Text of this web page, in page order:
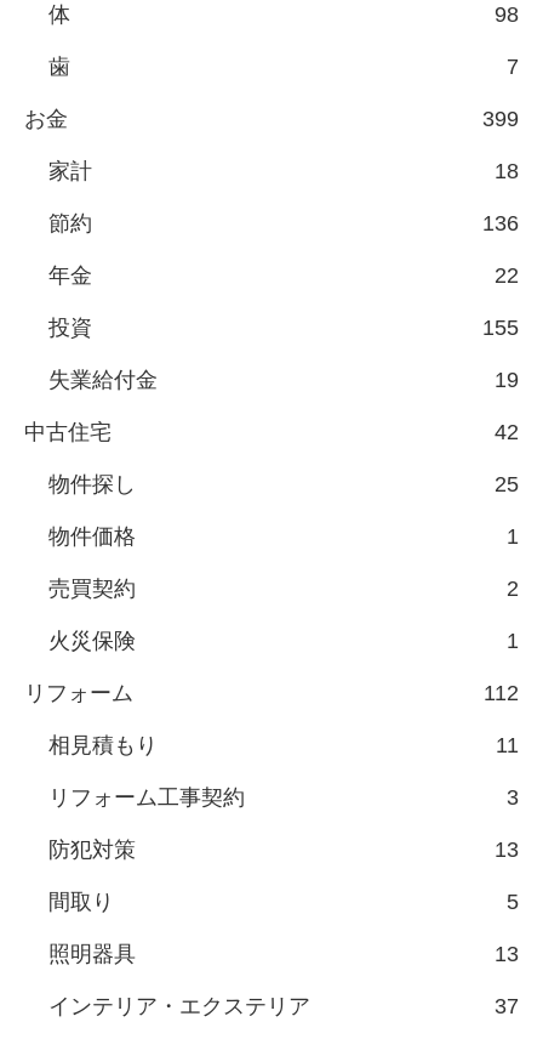
体 98
歯 7
お金 399
家計 18
節約 136
年金 22
投資 155
失業給付金 19
中古住宅 42
物件探し 25
物件価格 1
売買契約 2
火災保険 1
リフォーム 112
相見積もり 11
リフォーム工事契約 3
防犯対策 13
間取り 5
照明器具 13
インテリア・エクステリア 37